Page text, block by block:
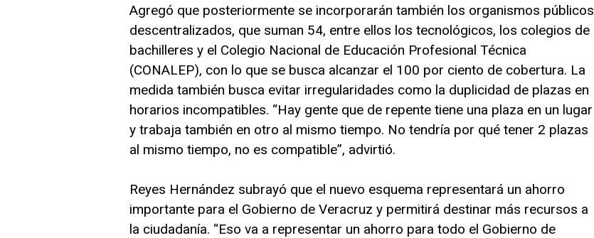
Agregó que posteriormente se incorporarán también los organismos públicos
descentralizados, que suman 54, entre ellos los tecnológicos, los colegios de
bachilleres y el Colegio Nacional de Educación Profesional Técnica
(CONALEP), con lo que se busca alcanzar el 100 por ciento de cobertura. La
medida también busca evitar irregularidades como la duplicidad de plazas en
horarios incompatibles. “Hay gente que de repente tiene una plaza en un lugar
y trabaja también en otro al mismo tiempo. No tendría por qué tener 2 plazas
al mismo tiempo, no es compatible”, advirtió.
Reyes Hernández subrayó que el nuevo esquema representará un ahorro
importante para el Gobierno de Veracruz y permitirá destinar más recursos a
la ciudadanía. “Eso va a representar un ahorro para todo el Gobierno de